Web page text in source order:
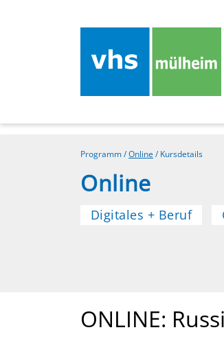
Programm/Online /Kursdetails
Online
Digitales + Beruf
ONLINE: